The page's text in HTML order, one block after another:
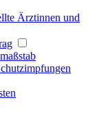
Ärztinnen und